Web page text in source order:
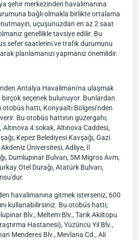
şehir merkezinden havalimanına
bağlı olmakla birlikte ortalama
uçuşunuzdan en az 2 saat
genellikle tavsiye edilir. Bu
sefer saatlerini ve trafik durumunu
planlamanızı yapmanız önemlidir.
Antalya Havalimanı'na ulaşmak
seçenek bulunuyor. Bunlardan
otobüs hattı, Konyaaltı Bölgesi'nden
Bu otobüs hattının güzergahı;
Altınova 4 sokak, Altınova Caddesi,
Kepez Belediyesi Kavşağı, Gazi
Akdeniz Üniversitesi, Adliye, İl
Dumlupınar Bulvarı, 5M Migros Avm,
Otel Durağı, Atatürk Bulvarı,
havalimanına gitmek isterseniz, 600
kullanabilirsiniz. Bu otobüs hattı;
Blv., Meltem Blv., Tarık Akıltopu
Hastanesi), Yüzüncü Yıl Blv.,
Menderes Blv., Mevlana Cd., Ali